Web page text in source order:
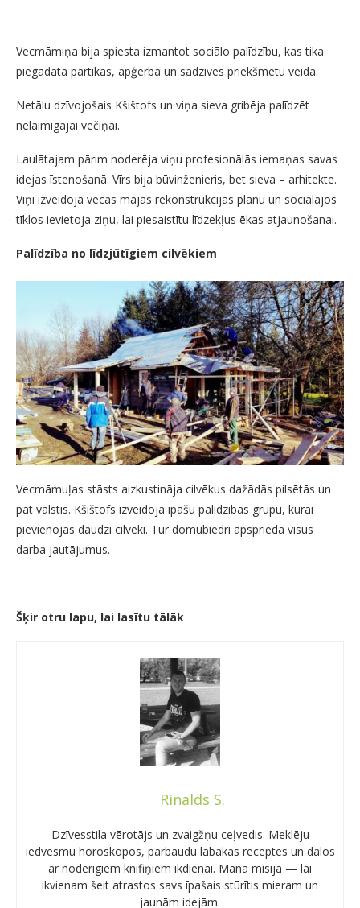
Vecmāmiņa bija spiesta izmantot sociālo palīdzību, kas tika
piegādāta pārtikas, apģērba un sadzīves priekšmetu veidā.
Netālu dzīvojošais Kšištofs un viņa sieva gribēja palīdzēt
nelaimīgajai večiņai.
Laulātajam pārim noderēja viņu profesionālās iemaņas savas
idejas īstenošanā. Vīrs bija būvinženieris, bet sieva – arhitekte.
Viņi izveidoja vecās mājas rekonstrukcijas plānu un sociālajos
tīklos ievietoja ziņu, lai piesaistītu līdzekļus ēkas atjaunošanai.
Palīdzība no līdzjūtīgiem cilvēkiem
Vecmāmuļas stāsts aizkustināja cilvēkus dažādās pilsētās un
pat valstīs. Kšištofs izveidoja īpašu palīdzības grupu, kurai
pievienojās daudzi cilvēki. Tur domubiedri apsprieda visus
darba jautājumus.
Šķir otru lapu, lai lasītu tālāk
Rinalds S.
Dzīvesstila vērotājs un zvaigžņu ceļvedis. Meklēju
iedvesmu horoskopos, pārbaudu labākās receptes un dalos
ar noderīgiem knifiņiem ikdienai. Mana misija — lai
ikvienam šeit atrastos savs īpašais stūrītis mieram un
jaunām idejām.